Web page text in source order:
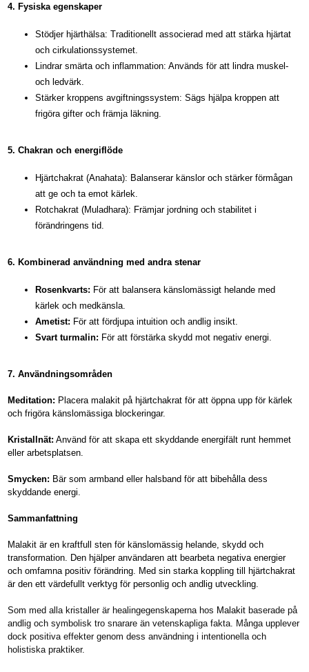
4. Fysiska egenskaper
Stödjer hjärthälsa: Traditionellt associerad med att stärka hjärtat
och cirkulationssystemet.
Lindrar smärta och inflammation: Används för att lindra muskel-
och ledvärk.
Stärker kroppens avgiftningssystem: Sägs hjälpa kroppen att
frigöra gifter och främja läkning.
5. Chakran och energiflöde
Hjärtchakrat (Anahata): Balanserar känslor och stärker förmågan
att ge och ta emot kärlek.
Rotchakrat (Muladhara): Främjar jordning och stabilitet i
förändringens tid.
6. Kombinerad användning med andra stenar
Rosenkvarts: För att balansera känslomässigt helande med
kärlek och medkänsla.
Ametist: För att fördjupa intuition och andlig insikt.
Svart turmalin: För att förstärka skydd mot negativ energi.
7. Användningsområden
Meditation: Placera malakit på hjärtchakrat för att öppna upp för kärlek
och frigöra känslomässiga blockeringar.
Kristallnät: Använd för att skapa ett skyddande energifält runt hemmet
eller arbetsplatsen.
Smycken: Bär som armband eller halsband för att bibehålla dess
skyddande energi.
Sammanfattning
Malakit är en kraftfull sten för känslomässig helande, skydd och
transformation. Den hjälper användaren att bearbeta negativa energier
och omfamna positiv förändring. Med sin starka koppling till hjärtchakrat
är den ett värdefullt verktyg för personlig och andlig utveckling.
Som med alla kristaller är healingegenskaperna hos Malakitbaserade på
andlig och symbolisk tro snarare än vetenskapliga fakta. Många upplever
dock positiva effekter genom dess användning i intentionella och
holistiska praktiker.